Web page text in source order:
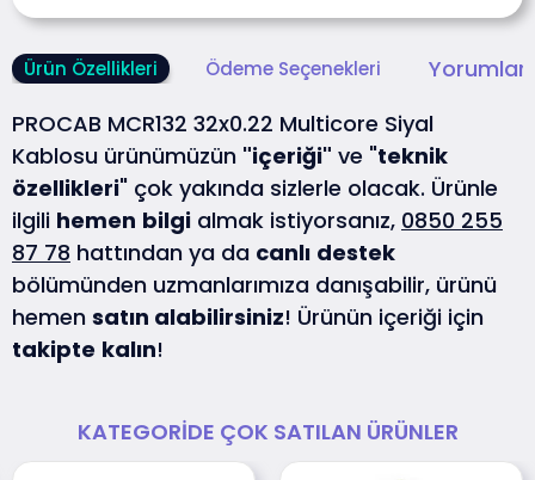
Ürün Özellikleri Ödeme Seçenekleri
PROCAB MCR132 32x0.22 Multicore Siyal
Kablosu ürünümüzün "içeriği" ve "teknik
özellikleri" çok yakında sizlerle olacak. Ürünle
ilgili hemen bilgi almak istiyorsanız, 0850 255
87 78 hattından ya da canlı destek
bölümünden uzmanlarımıza danışabilir, ürünü
hemen satın alabilirsiniz! Ürünün içeriği için
takipte kalın!
KATEGORIDE ÇOK SATILAN ÜRÜNLER